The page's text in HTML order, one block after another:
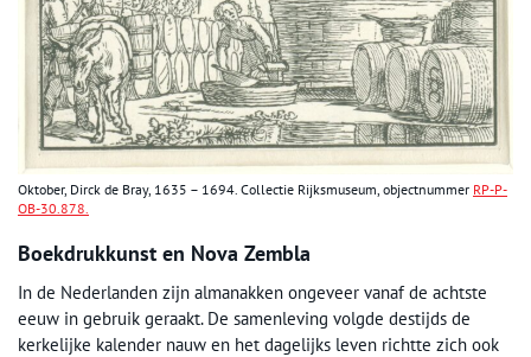
Oktober, Dirck de Bray, 1635 – 1694. Collectie Rijksmuseum, objectnummer RP-P-
OB-30.878.
Boekdrukkunst en Nova Zembla
In de Nederlanden zijn almanakken ongeveer vanaf de achtste
eeuw in gebruik geraakt. De samenleving volgde destijds de
kerkelijke kalender nauw en het dagelijks leven richtte zich ook